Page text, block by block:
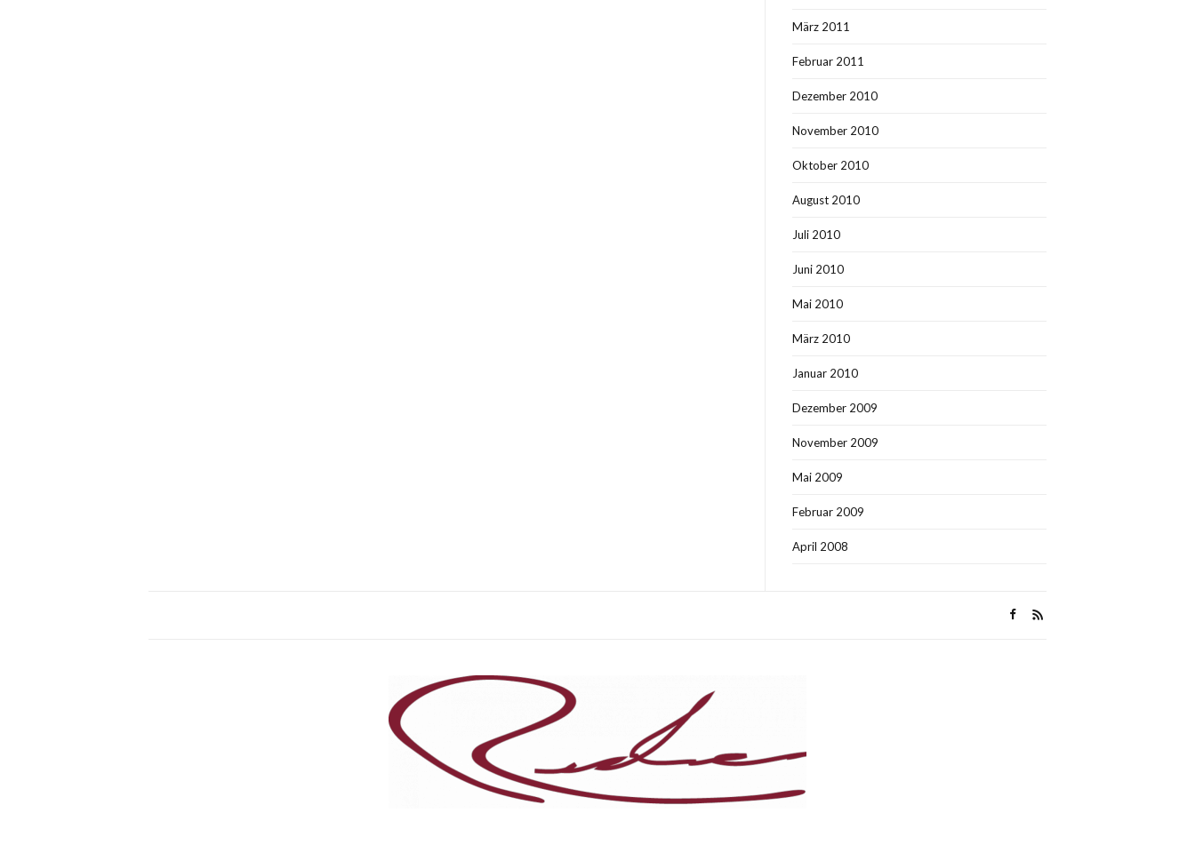
März 2011
Februar 2011
Dezember 2010
November 2010
Oktober 2010
August 2010
Juli 2010
Juni 2010
Mai 2010
März 2010
Januar 2010
Dezember 2009
November 2009
Mai 2009
Februar 2009
April 2008